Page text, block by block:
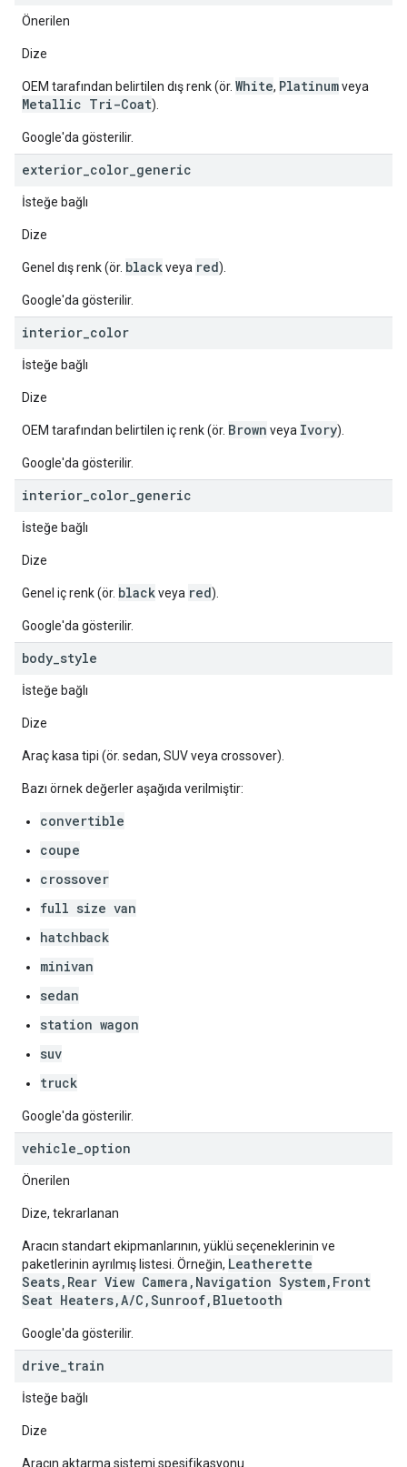
Önerilen
Dize
OEM tarafından belirtilen dış renk (ör. White, Platinumveya
Metallic Tri-Coat).
Google'da gösterilir.
exterior color generic
İsteğe bağlı
Dize
Genel dış renk (ör. blackveya red).
Google'da gösterilir.
interior color
İsteğe bağlı
Dize
OEM tarafından belirtilen iç renk (ör. Brown veya Ivory).
Google'da gösterilir.
interior color generic
İsteğe bağlı
Dize
Genel iç renk (ör. blackveya red).
Google'da gösterilir.
body style
İsteğe bağlı
Dize
Araç kasa tipi (ör. sedan, SUV veya crossover).
Bazı örnek değerler aşağıda verilmiştir:
convertible
coupe
crossover
full size van
hatchback
minivan
sedan
station wagon
suv
truck
Google'da gösterilir.
vehicle option
Önerilen
Dize, tekrarlanan
Aracın standart ekipmanlarının, yüklü seçeneklerinin ve
paketlerinin ayrılmış listesi. Örneğin, Leatherette
Seats,Rear View Camera,Navigation System,Front
Seat Heaters,A/C,Sunroof,Bluetooth
Google'da gösterilir.
drive train
İsteğe bağlı
Dize
Aracın aktarma sistemi spesifikasyonu